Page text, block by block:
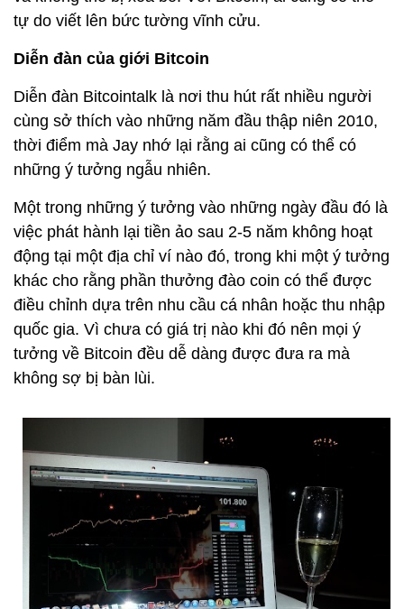
tự do viết lên bức tường vĩnh cửu.
Diễn đàn của giới Bitcoin
Diễn đàn Bitcointalk là nơi thu hút rất nhiều người
cùng sở thích vào những năm đầu thập niên 2010,
thời điểm mà Jay nhớ lại rằng ai cũng có thể có
những ý tưởng ngẫu nhiên.
Một trong những ý tưởng vào những ngày đầu đó là
việc phát hành lại tiền ảo sau 2-5 năm không hoạt
động tại một địa chỉ ví nào đó, trong khi một ý tưởng
khác cho rằng phần thưởng đào coin có thể được
điều chỉnh dựa trên nhu cầu cá nhân hoặc thu nhập
quốc gia. Vì chưa có giá trị nào khi đó nên mọi ý
tưởng về Bitcoin đều dễ dàng được đưa ra mà
không sợ bị bàn lùi.